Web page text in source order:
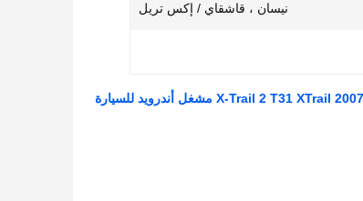
نيسان ، قاشقاي / إكس تريل